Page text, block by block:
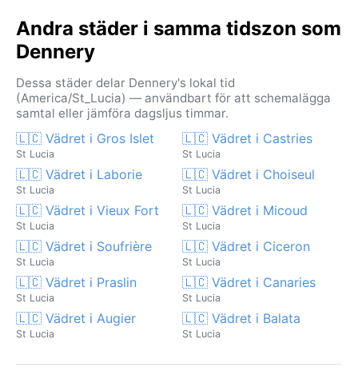
Andra städer i samma tidszon som
Dennery
Dessa städer delar Dennery's lokal tid
(America/St_Lucia) — användbart för att schemalägga
samtal eller jämföra dagsljus timmar.
🇱🇨 Vädret i Gros Islet
St Lucia
🇱🇨 Vädret i Castries
St Lucia
🇱🇨 Vädret i Laborie
St Lucia
🇱🇨 Vädret i Choiseul
St Lucia
🇱🇨 Vädret i Vieux Fort
St Lucia
🇱🇨 Vädret i Micoud
St Lucia
🇱🇨 Vädret i Soufrière
St Lucia
🇱🇨 Vädret i Ciceron
St Lucia
🇱🇨 Vädret i Praslin
St Lucia
🇱🇨 Vädret i Canaries
St Lucia
🇱🇨 Vädret i Augier
St Lucia
🇱🇨 Vädret i Balata
St Lucia